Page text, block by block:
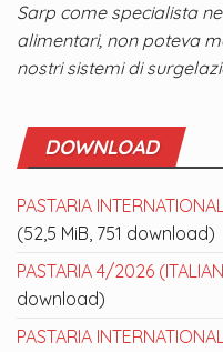
Sarp come specialista
alimentari, non poteva
nostri sistemi di
DOWNLOAD
PASTARIA
(52,5 MiB, 751 download)
PASTARIA 4/2026
download)
PASTARIA